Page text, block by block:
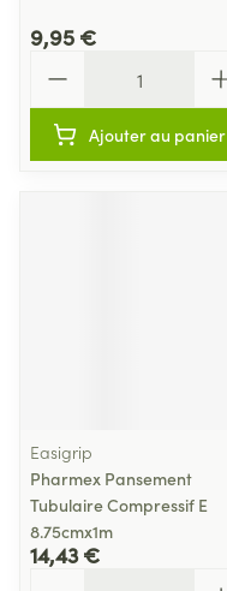
9,95 €
Ajouter au panier
Easigrip
Pharmex Pansement
Tubulaire Compressif E
8.75cmx1m
14,43 €